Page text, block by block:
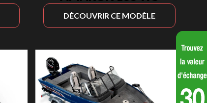
DÉCOUVRIR CE MODÈLE